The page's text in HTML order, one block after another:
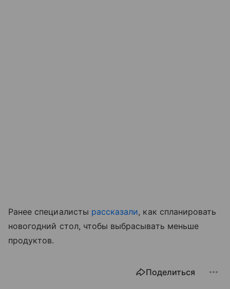
Ранее специалисты рассказали, как спланировать
новогодний стол, чтобы выбрасывать меньше
продуктов.
Поделиться